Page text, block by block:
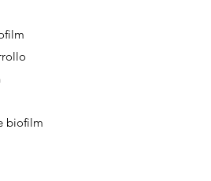
biofilm